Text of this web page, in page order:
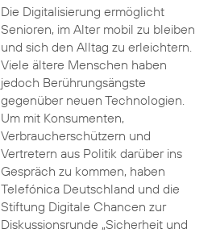
Die Digitalisierung ermöglicht
Senioren, im Alter mobil zu bleiben
und sich den Alltag zu erleichtern.
Viele ältere Menschen haben
jedoch Berührungsängste
gegenüber neuen Technologien.
Um mit Konsumenten,
Verbraucherschützern und
Vertretern aus Politik darüber ins
Gespräch zu kommen, haben
Telefónica Deutschland und die
Stiftung Digitale Chancen zur
Diskussionsrunde „Sicherheit und